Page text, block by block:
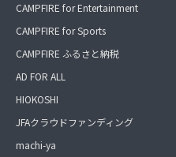
CAMPFIRE for Entertainment
CAMPFIRE for Sports
CAMPFIRE ふるさと納税
AD FOR ALL
HIOKOSHI
JFAクラウドファンディング
machi-ya